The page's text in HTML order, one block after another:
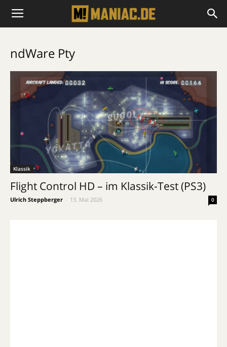
ndWare Pty
Klassik
Flight Control HD – im Klassik-Test (PS3)
Ulrich Steppberger 13. Mai 2026 0